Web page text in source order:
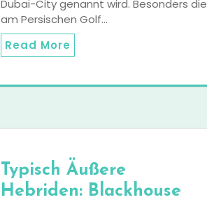
Dubai-City genannt wird. Besonders die
am Persischen Golf…
Read More
Typisch Äußere
Hebriden: Blackhouse